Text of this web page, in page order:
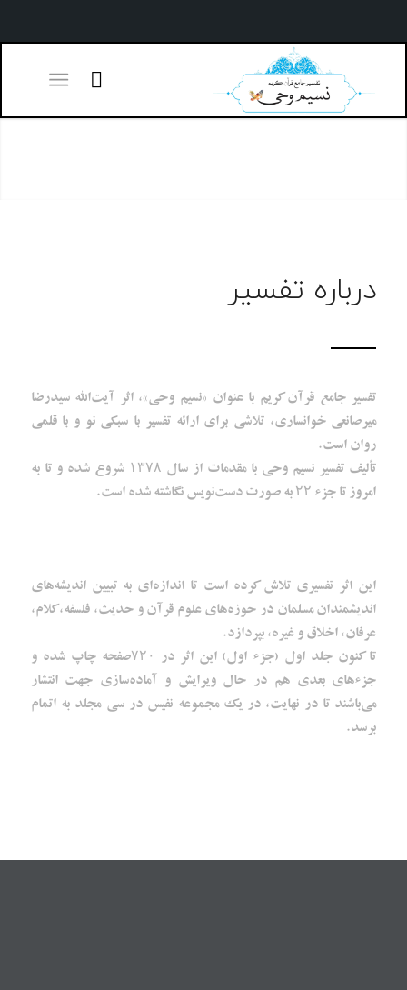
درباره تفسیر
تفسیر جامع قرآن کریم با عنوان «نسیم وحی»، اثر آیت‌الله سیدرضا
میرصانعی خوانساری، تلاشی برای ارائه تفسیر با سبکی نو و با قلمی
روان است.
تألیف تفسیر نسیم وحی با مقدمات از سال ۱۳۷۸ شروع شده و تا به
امروز تا جزء ۲۲ به صورت دست‌نویس نگاشته شده است.
این اثر تفسیری تلاش کرده است تا اندازه‌ای به تبیین اندیشه‌های
اندیشمندان مسلمان در حوزه‌های علوم قرآن و حدیث، فلسفه، کلام،
عرفان، اخلاق و غیره، بپردازد.
تا کنون جلد اول (جزء اول) این اثر در ۷۲۰صفحه چاپ شده و
جزء‌های بعدی هم در حال ویرایش و آماده‌سازی جهت انتشار
می‌باشند تا در نهایت، در یک مجموعه نفیس در سی مجلد به اتمام
برسد.